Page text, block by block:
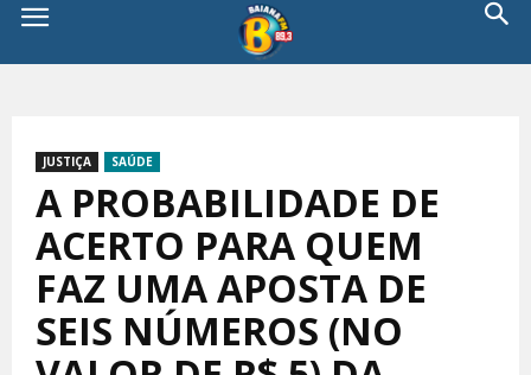
JUSTIÇA SAÚDE
A PROBABILIDADE DE
ACERTO PARA QUEM
FAZ UMA APOSTA DE
SEIS NÚMEROS (NO